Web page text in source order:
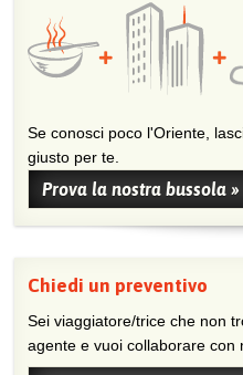
Se conosci poco l'Oriente,
giusto per te.
Prova la nostra bussola »
Chiedi un preventivo
Sei viaggiatore/trice che non trova un’agenzia vicina o sei
agente e vuoi collaborare con